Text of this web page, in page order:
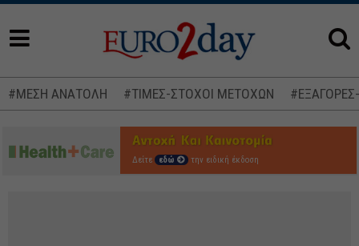
#ΜΕΣΗ ΑΝΑΤΟΛΗ #ΤΙΜΕΣ-ΣΤΟΧΟΙ ΜΕΤΟΧΩΝ
Δείτε εδώ την ειδική έκδοση